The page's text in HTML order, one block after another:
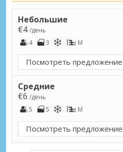
Мирафлореш Город
Мирафлореш, Португалия
Транкозу Город
Транкозу, Португалия
Эшпозенде Город
Небольшие
€4/день
4
3 M
Посмотреть предложение
Средние
€6 /день
5
5 M
Посмотреть предложение